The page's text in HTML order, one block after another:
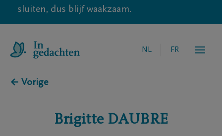
sluiten, dus blijf waakzaam.
NL FR
← Vorige
Brigitte DAUBRE